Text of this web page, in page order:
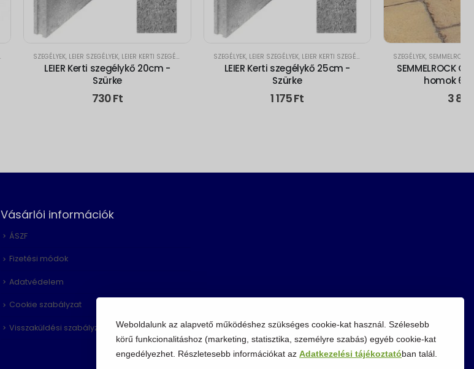
Weboldalunk az alapvető működéshez szükséges cookie-kat használ. Szélesebb
körű funkcionalitáshoz (marketing, statisztika, személyre szabás) egyéb cookie-kat
engedélyezhet. Részletesebb információkat az Adatkezelési tájékoztatóban talál.
SZEGÉLYEK, LEIER SZEGÉLYEK, LEIER KERTI SZEGÉLYEK
LEIER Kerti szegélykő 20cm -
Szürke
730Ft
SZEGÉLYEK, LEIER SZEGÉLYEK, LEIER KERTI SZEGÉLYEK
LEIER Kerti szegélykő 25cm -
Szürke
1 175Ft
SZEGÉLYEK, SEMMELROCK
SEMMELROCK
homok
3
Vásárlói információk
ÁSZF
Fizetési módok
Adatvédelem
Cookie szabályzat
Visszaküldési szabályzat